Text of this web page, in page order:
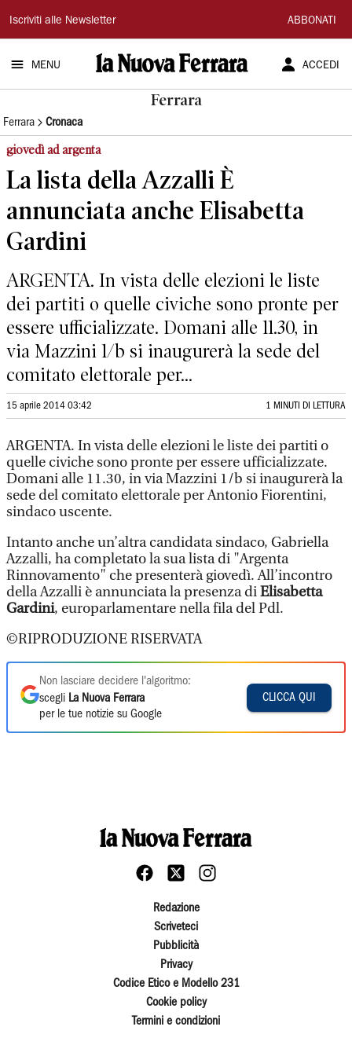
La
Nuova
Ferrara
Iscriviti alle Newsletter ABBONATI
MENU ACCEDI
Ferrara
Ferrara Cronaca
giovedì ad argenta
La lista della Azzalli È
annunciata anche Elisabetta
Gardini
ARGENTA. In vista delle elezioni le liste
dei partiti o quelle civiche sono pronte per
essere ufficializzate. Domani alle 11.30, in
via Mazzini 1/b si inaugurerà la sede del
comitato elettorale per...
15 aprile 2014 03:42 1 MINUTI DI LETTURA
ARGENTA. In vista delle elezioni le liste dei partiti o
quelle civiche sono pronte per essere ufficializzate.
Domani alle 11.30, in via Mazzini 1/b si inaugurerà la
sede del comitato elettorale per Antonio Fiorentini,
sindaco uscente.
Intanto anche un’altra candidata sindaco, Gabriella
Azzalli, ha completato la sua lista di "Argenta
Rinnovamento" che presenterà giovedì. All’incontro
della Azzalli è annunciata la presenza diElisabetta
Gardini, europarlamentare nella fila del Pdl.
©RIPRODUZIONE RISERVATA
Non lasciare decidere l'algoritmo:
scegli La Nuova Ferrara
per le tue notizie su Google
CLICCA QUI
Redazione
Scriveteci
Pubblicità
Privacy
Codice Etico e Modello 231
Cookie policy
Termini e condizioni